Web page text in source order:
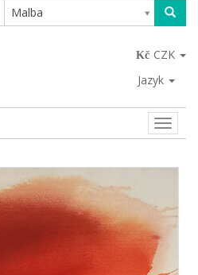
Malba
CZK
Jazyk
Toggle